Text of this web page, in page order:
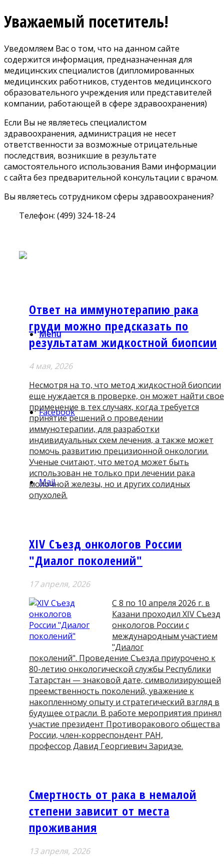
Уважаемый посетитель!
Уведомляем Вас о том, что на данном сайте
содержится информация, предназначенная для
медицинских специалистов (дипломированных
медицинских работников, студентов медицинского
образовательного учреждения или представителей
компании, работающей в сфере здравоохранения)
Если Вы не являетесь специалистом
здравоохранения, администрация не несет
ответственности за возможные отрицательные
последствия, возникшие в результате
самостоятельного использования Вами информации
с сайта без предварительной консультации с врачом.
Вы являетесь сотрудником сферы здравоохранения?
Телефон: (499) 324-18-24
Menu
Facebook
Mail
Ответ на иммунотерапию рака
груди можно предсказать по
результатам жидкостной биопсии
4 мая, 2026
Несмотря на то, что метод жидкостной биопсии
еще нуждается в проверке, он может найти свое
применение в тех случаях, когда требуется
принятие решений о проведении
иммунотерапии, для разработки
индивидуальных схем лечения, а также может
помочь развитию прецизионной онкологии.
Ученые считают, что метод может быть
использован не только при лечении рака
молочной железы, но и других солидных
опухолей.
XIV Съезд онкологов России
"Диалог поколений"
17 апреля, 2026
С 8 по 10 апреля 2026 г. в
Казани проходил XIV Съезд
онкологов России с
международным участием
"Диалог
поколений". Проведение Съезда приурочено к
80-летию онкологической службы Республики
Татарстан — знаковой дате, символизирующей
преемственность поколений, уважение к
накопленному опыту и стратегический взгляд в
будущее отрасли. В работе мероприятия принял
участие президент Противоракового общества
России, член-корреспондент РАН,
профессор Давид Георгиевич Заридзе.
Смертность от рака в немалой
степени зависит от места
проживания
13 апреля, 2026